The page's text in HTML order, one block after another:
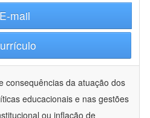
E-mail
consequências da atuação dos
educacionais e nas gestões
ou inflação de